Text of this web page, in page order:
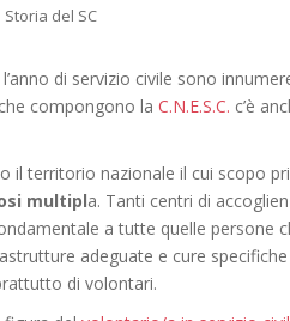
Storia del SC
di servizio civile sono
compongono la C.N.E.S.C. c’è
il territorio nazionale il cui scopo
multipla. Tanti centri di
a tutte quelle persone
adeguate e cure
di volontari.